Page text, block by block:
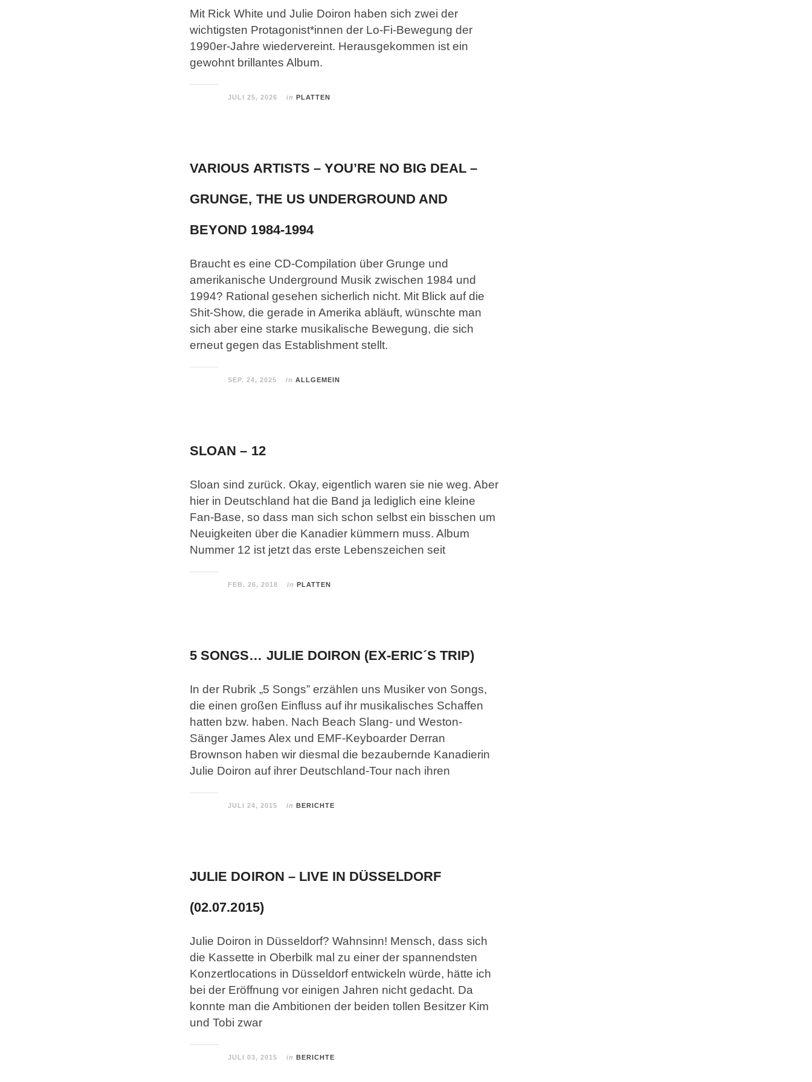
Mit Rick White und Julie Doiron haben sich zwei der
wichtigsten Protagonist*innen der Lo-Fi-Bewegung der
1990er-Jahre wiedervereint. Herausgekommen ist ein
gewohnt brillantes Album.
JULI 25, 2026 in PLATTEN
VARIOUS ARTISTS – YOU’RE NO BIG DEAL –
GRUNGE, THE US UNDERGROUND AND
BEYOND 1984-1994
Braucht es eine CD-Compilation über Grunge und
amerikanische Underground Musik zwischen 1984 und
1994? Rational gesehen sicherlich nicht. Mit Blick auf die
Shit-Show, die gerade in Amerika abläuft, wünschte man
sich aber eine starke musikalische Bewegung, die sich
erneut gegen das Establishment stellt.
SEP. 24, 2025 in ALLGEMEIN
SLOAN – 12
Sloan sind zurück. Okay, eigentlich waren sie nie weg. Aber
hier in Deutschland hat die Band ja lediglich eine kleine
Fan-Base, so dass man sich schon selbst ein bisschen um
Neuigkeiten über die Kanadier kümmern muss. Album
Nummer 12 ist jetzt das erste Lebenszeichen seit
FEB. 26, 2018 in PLATTEN
5 SONGS… JULIE DOIRON (EX-ERIC´S TRIP)
In der Rubrik „5 Songs” erzählen uns Musiker von Songs,
die einen großen Einfluss auf ihr musikalisches Schaffen
hatten bzw. haben. Nach Beach Slang- und Weston-
Sänger James Alex und EMF-Keyboarder Derran
Brownson haben wir diesmal die bezaubernde Kanadierin
Julie Doiron auf ihrer Deutschland-Tour nach ihren
JULI 24, 2015 in BERICHTE
JULIE DOIRON – LIVE IN DÜSSELDORF
(02.07.2015)
Julie Doiron in Düsseldorf? Wahnsinn! Mensch, dass sich
die Kassette in Oberbilk mal zu einer der spannendsten
Konzertlocations in Düsseldorf entwickeln würde, hätte ich
bei der Eröffnung vor einigen Jahren nicht gedacht. Da
konnte man die Ambitionen der beiden tollen Besitzer Kim
und Tobi zwar
JULI 03, 2015 in BERICHTE